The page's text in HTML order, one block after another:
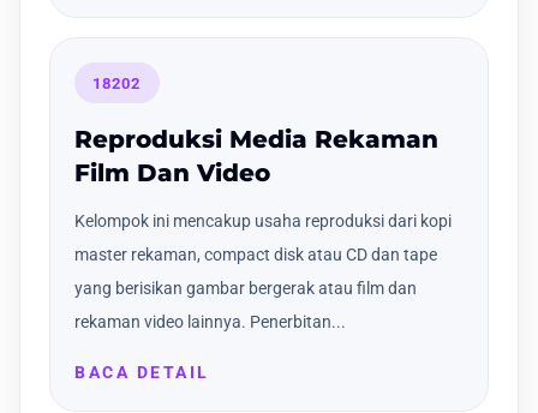
18202
Reproduksi Media Rekaman
Film Dan Video
Kelompok ini mencakup usaha reproduksi dari kopi
master rekaman, compact disk atau CD dan tape
yang berisikan gambar bergerak atau film dan
rekaman video lainnya. Penerbitan...
BACA DETAIL